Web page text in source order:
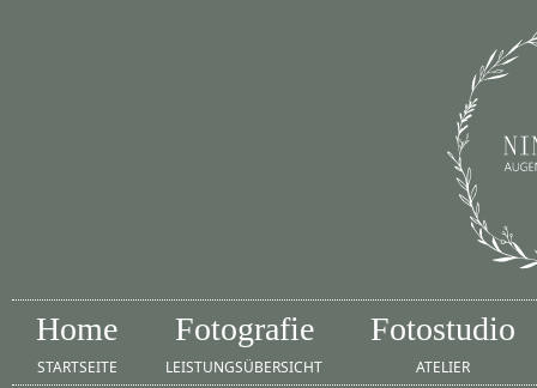
Home
STARTSEITE
Fotografie
LEISTUNGSÜBERSICHT
Fotostudio
ATELIER